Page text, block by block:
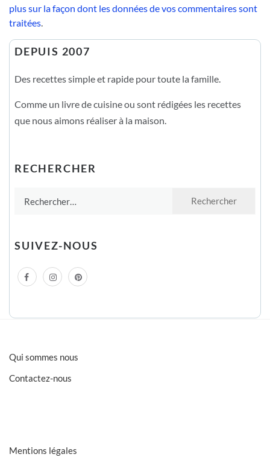
plus sur la façon dont les données de vos commentaires sont
traitées.
DEPUIS 2007
Des recettes simple et rapide pour toute la famille.
Comme un livre de cuisine ou sont rédigées les recettes
que nous aimons réaliser à la maison.
RECHERCHER
SUIVEZ-NOUS
Qui sommes nous
Contactez-nous
Mentions légales